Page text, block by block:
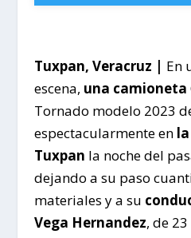
Tuxpan, Veracruz | En
escena, una camioneta
Tornado modelo 2023
espectacularmente en
Tuxpan la noche del
dejando a su paso
materiales y a su
Vega Hernandez, de